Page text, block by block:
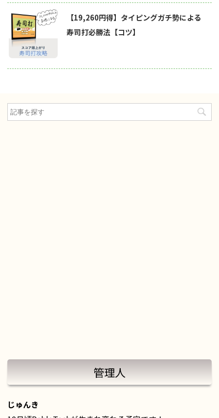
【19,260円得】タイピングガチ勢による
寿司打必勝法【コツ】
管理人
じゅんき